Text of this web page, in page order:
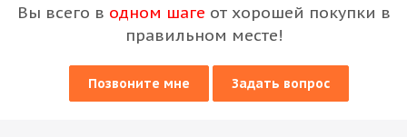
Вы всего в одном шаге от хорошей покупки в
правильном месте!
Позвоните мне Задать вопрос